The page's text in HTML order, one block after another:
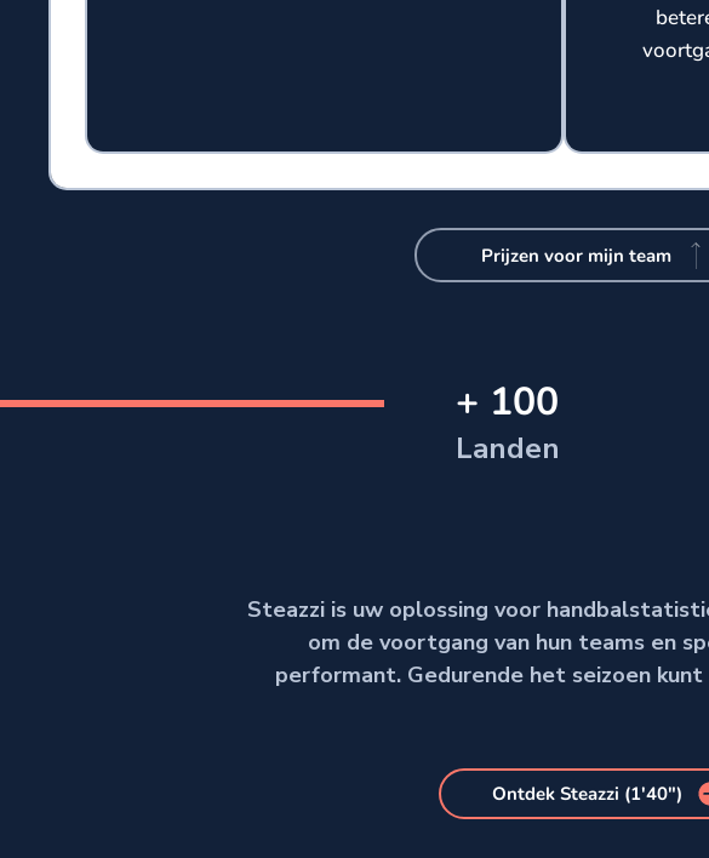
Prijzen voor mijn team
+ 100
Landen
Steazzi is uw oplossing voor
om de voortgang van hun teams en
performant. Gedurende het seizoen
Ontdek Steazzi (1'40")